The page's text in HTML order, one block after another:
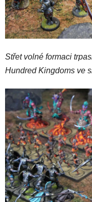
Střet volné formaci
Hundred Kingdoms ve